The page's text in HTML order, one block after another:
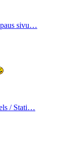
sivu…
/ Stati…